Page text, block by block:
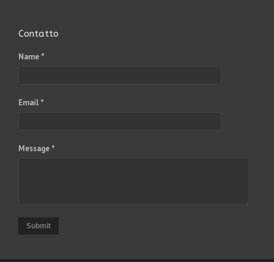
Contatto
Name *
Email *
Message *
Submit